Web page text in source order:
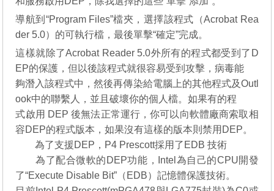
導航到“Program Files”檔夾，選擇該程式（Acrobat Rea
der 5.0）的可執行檔，最後單擊“確定”完成。
這樣就除了Acrobat Reader 5.0外所有的程式都受到了D
EP的保護，但以後該程式就很容易受到攻擊，病毒能
夠潛入該程式中，然後再傳染給電腦上的其他程式及Outl
ook中的聯繫人，並且破壞你的個人檔。如果有的程
式啟用 DEP 後無法正常運行，你可以向軟體廠商索取相
容DEP的程式版本，如果沒有這樣的版本則禁用DEP。
為了支援DEP，P4 Prescott採用了EDB 技術
為了配合微軟的DEP功能，Intel為自己的CPU開發
了“Execute Disable Bit”（EDB）記憶體保護技術。